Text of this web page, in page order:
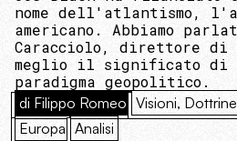
nome dell'atlantismo,
americano. Abbiamo
Caracciolo, direttore di
meglio il significato di
paradigma geopolitico.
di Filippo Romeo Visioni,
Europa Analisi